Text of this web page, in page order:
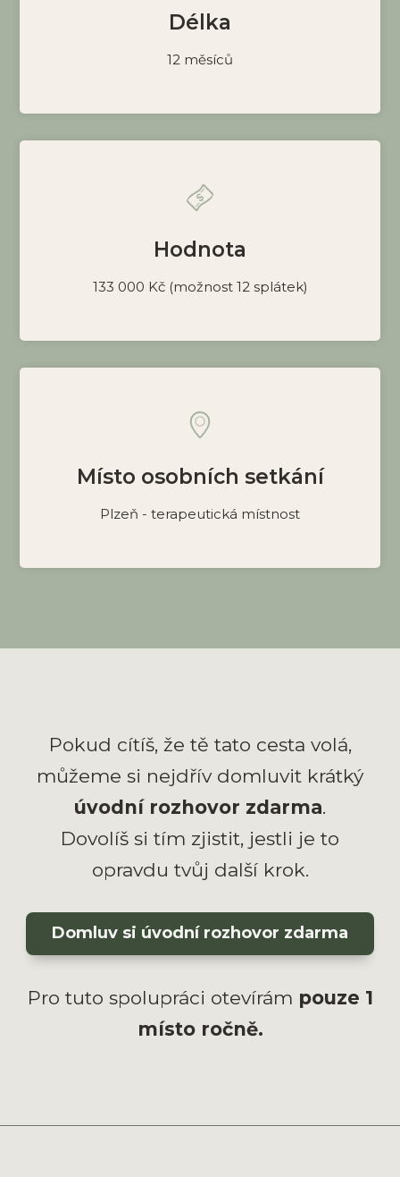
Délka
12 měsíců
Hodnota
133 000 Kč (možnost 12 splátek)
Místo osobních setkání
Plzeň - terapeutická místnost
Pokud cítíš, že tě tato cesta volá,
můžeme si nejdřív domluvit krátký
úvodní rozhovor zdarma.
Dovolíš si tím zjistit, jestli je to
opravdu tvůj další krok.
Domluv si úvodní rozhovor zdarma
Pro tuto spolupráci otevírám pouze 1
místo ročně.